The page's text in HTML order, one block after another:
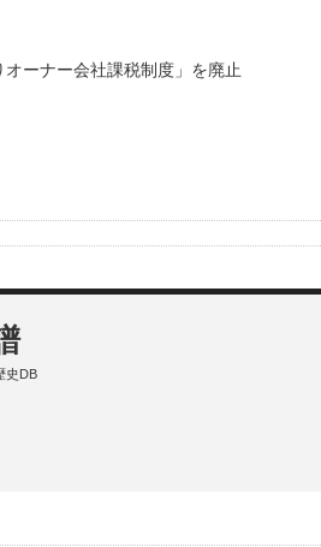
オーナー会社課税制度」を廃止
史DB